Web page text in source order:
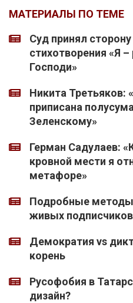
МАТЕРИАЛЫ ПО ТЕМЕ
Суд принял
стихотворения «Я
Господи»
Никита Третьяков:
приписана
Зеленскому»
Герман Садулаев:
кровной мести я
метафоре»
Подробные
живых подписчиков
Демократия vs
корень
Русофобия в
дизайн?